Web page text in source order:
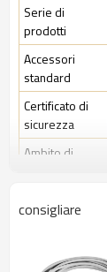
Serie di
prodotti
Accessori
standard
Certificato di
sicurezza
Ambito di
Caratteristiche
risoluzione
consigliare